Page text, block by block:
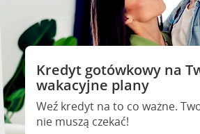
Kredyt gotówkowy na
wakacyjne plany
Weź kredyt na to co ważne.
nie muszą czekać!